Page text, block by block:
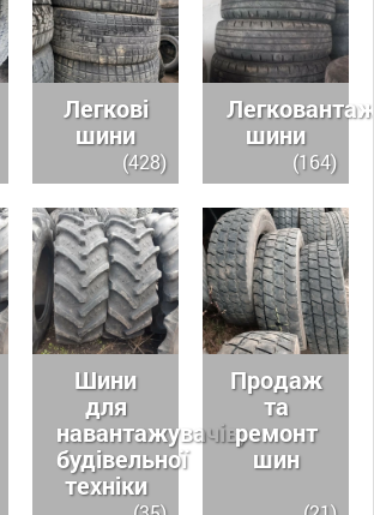
Легкові
шини
(428)
шини
(164)
Шини
для
навантажувачів,
будівельної
техніки
Продаж
та
ремонт
шин